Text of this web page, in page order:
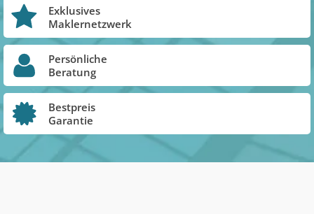
Exklusives
Maklernetzwerk
Persönliche
Beratung
Bestpreis
Garantie